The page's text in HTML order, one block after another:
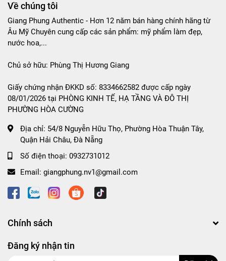
Về chúng tôi
Giang Phung Authentic - Hơn 12 năm bán hàng chính hãng từ
Âu Mỹ Chuyên cung cấp các sản phẩm: mỹ phẩm làm đẹp,
nước hoa,...
Chủ sở hữu: Phùng Thị Hương Giang
Giấy chứng nhận ĐKKD số: 8334662582 được cấp ngày
08/01/2026 tại PHÒNG KINH TẾ, HẠ TẦNG VÀ ĐÔ THỊ
PHƯỜNG HÒA CƯỜNG
Địa chỉ: 54/8 Nguyễn Hữu Thọ, Phường Hòa Thuận Tây,
Quận Hải Châu, Đà Nẵng
Số điện thoại: 0932731012
Email: giangphung.nv1@gmail.com
Chính sách
Đăng ký nhận tin